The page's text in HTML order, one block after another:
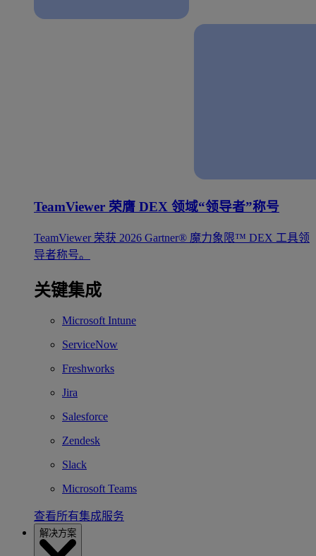
TeamViewer 荣膺 DEX 领域“领导者”称号
TeamViewer 荣获 2026 Gartner® 魔力象限™ DEX 工具领
导者称号。
关键集成
Microsoft Intune
ServiceNow
Freshworks
Jira
Salesforce
Zendesk
Slack
Microsoft Teams
查看所有集成服务
解决方案